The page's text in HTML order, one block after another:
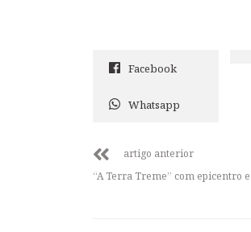
Facebook
Whatsapp
artigo anterior
“A Terra Treme” com epicentro